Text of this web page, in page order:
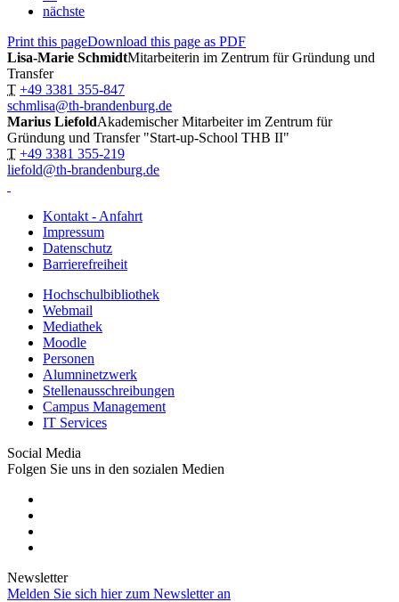
nächste
Print this pageDownload this page as PDF
Lisa-Marie SchmidtMitarbeiterin im Zentrum für Gründung und
Transfer
T +49 3381 355-847
schmlisa@th-brandenburg.de
Marius LiefoldAkademischer Mitarbeiter im Zentrum für
Gründung und Transfer "Start-up-School THB II"
T +49 3381 355-219
liefold@th-brandenburg.de
Kontakt - Anfahrt
Impressum
Datenschutz
Barrierefreiheit
Hochschulbibliothek
Webmail
Mediathek
Moodle
Personen
Alumninetzwerk
Stellenausschreibungen
Campus Management
IT Services
Social Media
Folgen Sie uns in den sozialen Medien
Newsletter
Melden Sie sich hier zum Newsletter an